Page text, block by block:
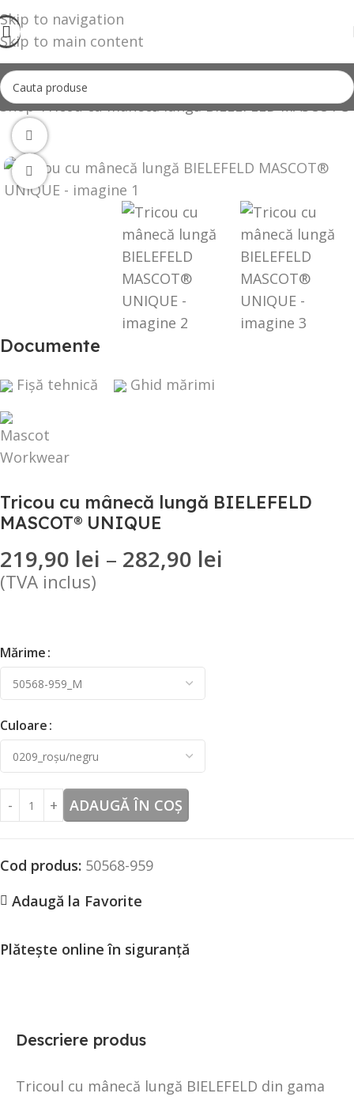
Skip to navigation
Skip to main content
Shop Tricou cu mânecă lungă BIELEFELD
360 product view
Click to enlarge
Documente
Fișă tehnică Ghid mărimi
Tricou cu mânecă lungă BIELEFELD
MASCOT® UNIQUE
219,90 lei – 282,90 lei
(TVA inclus)
Mărime
Culoare
ADAUGĂ ÎN COȘ
Cod produs: 50568-959
Adaugă la Favorite
Plătește online în siguranță
Descriere produs
Tricoul cu mânecă lungă BIELEFELD din gama